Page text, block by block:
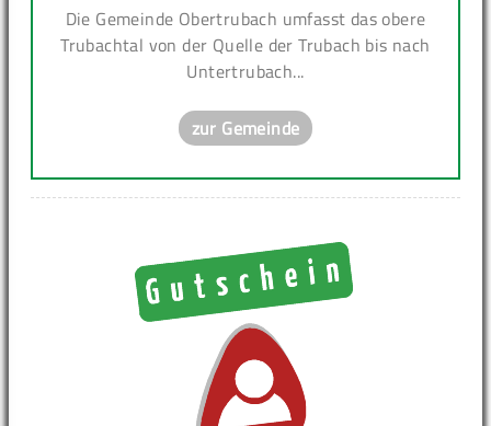
Die Gemeinde Obertrubach umfasst das obere
Trubachtal von der Quelle der Trubach bis nach
Untertrubach...
zur Gemeinde